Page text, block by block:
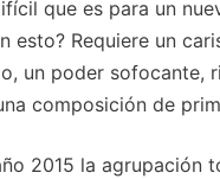
que es para un
esto? Requiere un
un poder sofocante,
composición de
2015 la agrupación